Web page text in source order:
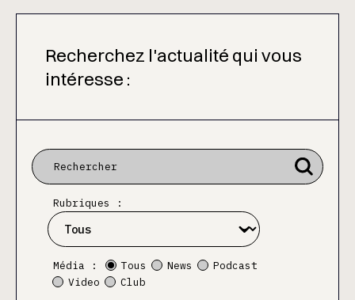
Recherchez l'actualité qui vous
intéresse :
Rubriques :
Média : Tous News
Podcast
Video
Club